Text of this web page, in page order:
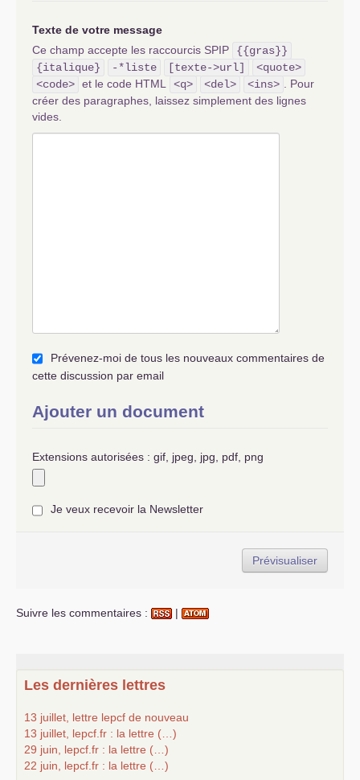
Texte de votre message
Ce champ accepte les raccourcis SPIP
{{gras}}
{italique}
-*liste [texte->url]
<quote>
<code> et le code HTML <q> <del> <ins>
. Pour
créer des paragraphes, laissez simplement des lignes
vides.
Prévenez-moi de tous les nouveaux commentaires de
cette discussion par email
Ajouter un document
Extensions autorisées : gif, jpeg, jpg, pdf, png
Je veux recevoir la Newsletter
Suivre les commentaires : |
Les dernières lettres
13 juillet, lettre lepcf de nouveau
13 juillet, lepcf.fr : la lettre (…)
29 juin, lepcf.fr : la lettre (…)
22 juin, lepcf.fr : la lettre (…)